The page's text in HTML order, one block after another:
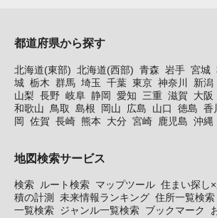
都道府県から探す
北海道(東部) 北海道(西部) 青森 岩手 宮城
城 栃木 群馬 埼玉 千葉 東京 神奈川 新潟
山梨 長野 岐阜 静岡 愛知 三重 滋賀 大阪
和歌山
鳥取 島根 岡山 広島 山口 徳島 香
岡 佐賀 長崎 熊本 大分 宮崎 鹿児島 沖縄
地図検索サービス
検索 ルート検索 マップツール 住まい探し
積の計測
未来情報ランキング 住所一覧検索
一覧検索 ジャンル一覧検索 ブックマーク